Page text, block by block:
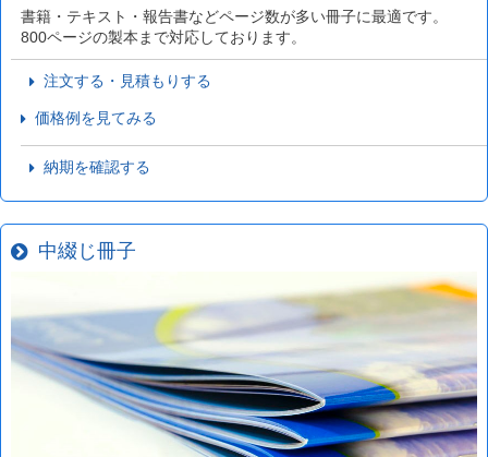
書籍・テキスト・報告書などページ数が多い冊子に最適です。
800ページの製本まで対応しております。
注文する・見積もりする
価格例を見てみる
納期を確認する
中綴じ冊子